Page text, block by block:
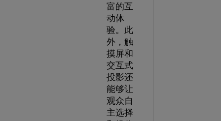
富的互
动体
验。此
外，触
摸屏和
交互式
投影还
能够让
观众自
主选择